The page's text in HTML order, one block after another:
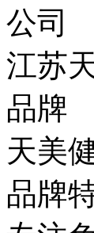
公司
江苏
品牌
天美
品牌